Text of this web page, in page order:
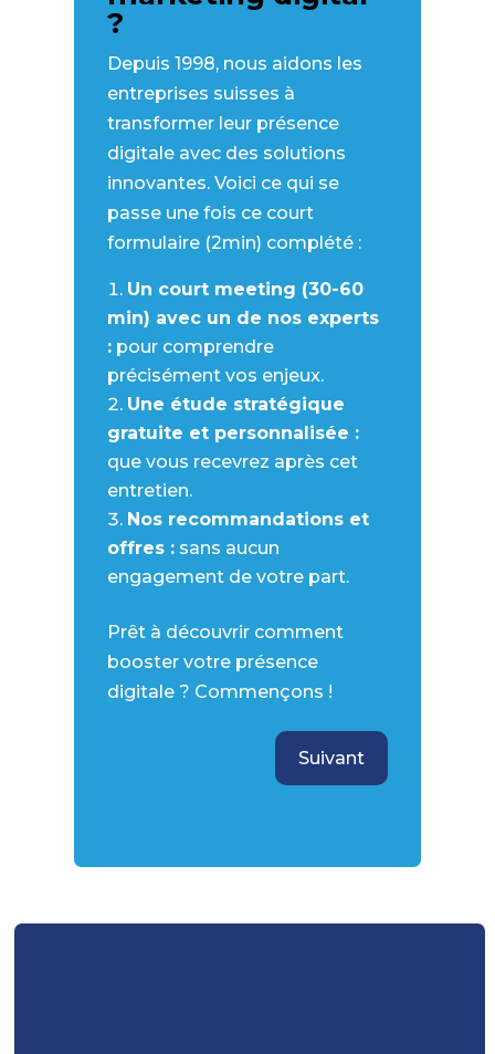
?
Depuis 1998, nous aidons les
entreprises suisses à
transformer leur présence
digitale avec des solutions
innovantes. Voici ce qui se
passe une fois ce court
formulaire (2min) complété :
Un court meeting (30-60
min) avec un de nos experts
: pour comprendre
précisément vos enjeux.
Une étude stratégique
gratuite et personnalisée :
que vous recevrez après cet
entretien.
Nos recommandations et
offres : sans aucun
engagement de votre part.
Prêt à découvrir comment
booster votre présence
digitale ? Commençons !
Suivant